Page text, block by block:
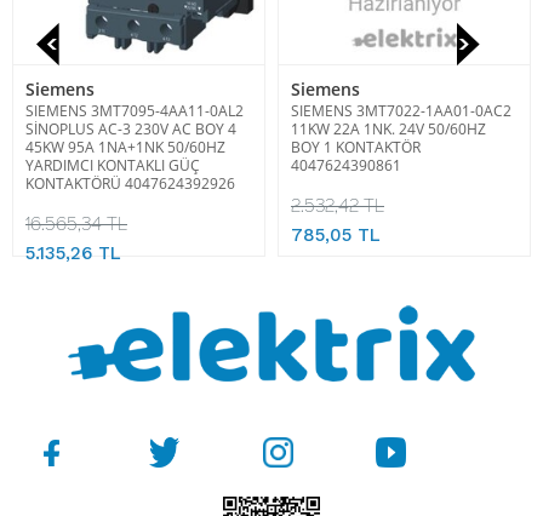
Siemens
SIEMENS 3MT7095-4AA11-0AL2
SİNOPLUS AC-3 230V AC BOY 4
45KW 95A 1NA+1NK 50/60HZ
YARDIMCI KONTAKLI GÜÇ
KONTAKTÖRÜ 4047624392926
16.565,34 TL
5.135,26 TL
Siemens
SIEMENS 3MT7022-1AA01-0AC2
11KW 22A 1NK. 24V 50/60HZ
BOY 1 KONTAKTÖR
4047624390861
2.532,42 TL
785,05 TL